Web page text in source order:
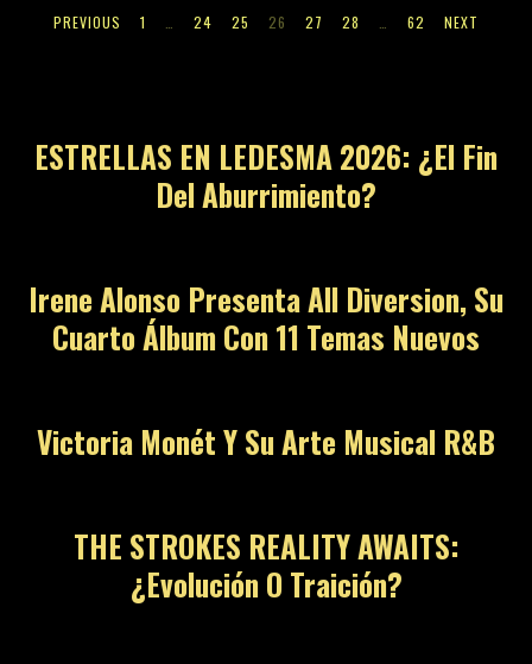
PREVIOUS 1 24 25 26 27 28 62 NEXT
ESTRELLAS EN LEDESMA 2026: ¿El Fin
Del Aburrimiento?
Irene Alonso Presenta All Diversion, Su
Cuarto Álbum Con 11 Temas Nuevos
03
Victoria Monét Y Su Arte Musical R&B
04
THE STROKES REALITY AWAITS:
¿Evolución O Traición?